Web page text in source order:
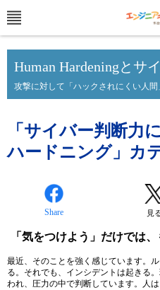
Human Hardeningとサ
攻撃に対して「ハックされにくい人間
「サイバー判断力
ハードニング」カ
Share 見
「気をつけよう」だけでは、
最近、そのことを強く感じています。
る。それでも、インシデントは起きる
われ、圧力の中で判断しています。人